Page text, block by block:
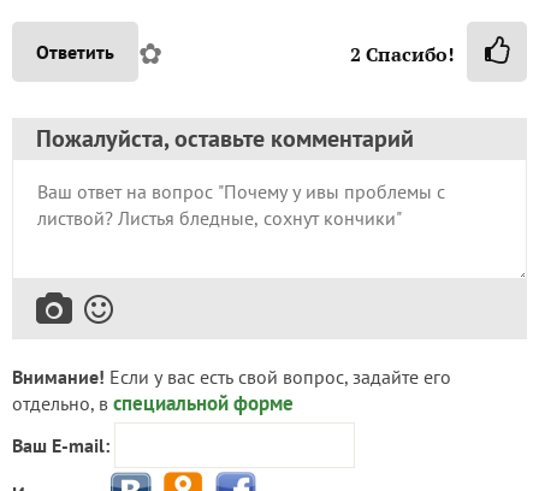
Ответить ✿ 2 Спасибо!
Пожалуйста, оставьте комментарий
Внимание! Если у вас есть свой вопрос, задайте его
отдельно, в специальной форме
Ваш E-mail: